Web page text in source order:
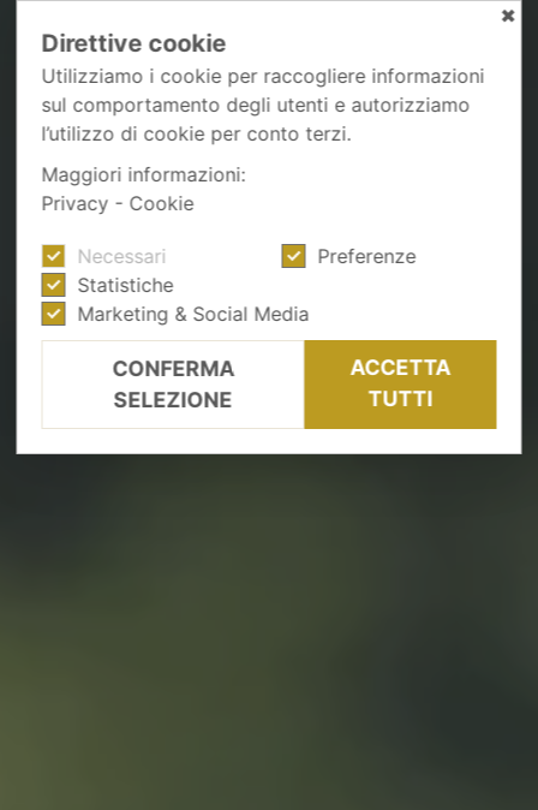
✖
Direttive cookie
Utilizziamo i cookie per raccogliere informazioni
sul comportamento degli utenti e autorizziamo
l’utilizzo di cookie per conto terzi.
Maggiori informazioni:
Privacy - Cookie
Necessari
Preferenze
Statistiche
Marketing & Social Media
CONFERMA
SELEZIONE
ACCETTA
TUTTI